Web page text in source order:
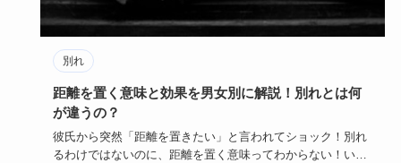
別れ
距離を置く意味と効果を男女別に解説！別れとは何
が違うの？
彼氏から突然「距離を置きたい」と言われてショック！別れ
るわけではないのに、距離を置く意味ってわからない！いつ